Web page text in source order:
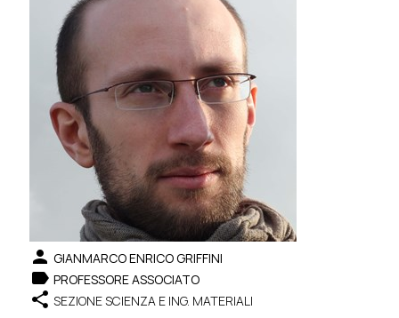
person GIANMARCO ENRICO GRIFFINI
label PROFESSORE ASSOCIATO
share SEZIONE SCIENZA E ING. MATERIALI